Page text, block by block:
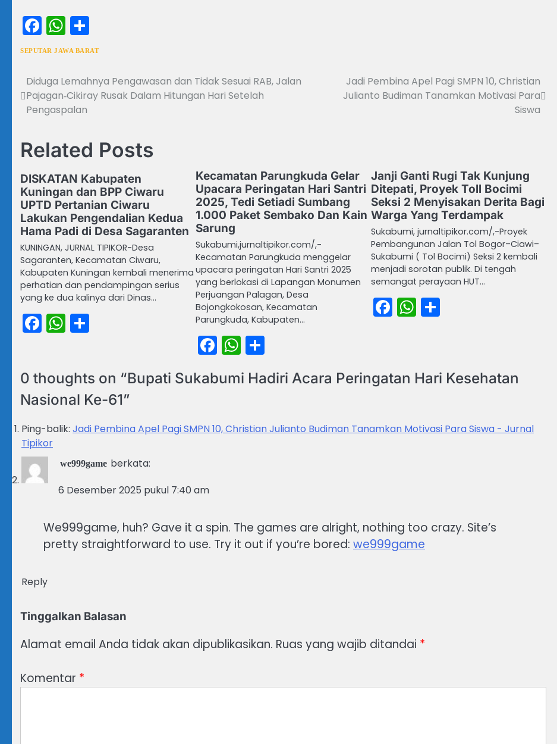
Facebook
WhatsApp
SEPUTAR JAWA BARAT
Navigasi
pos
Diduga Lemahnya Pengawasan dan Tidak Sesuai RAB, Jalan
Pajagan‑Cikiray Rusak Dalam Hitungan Hari Setelah
Pengaspalan
Jadi Pembina Apel Pagi SMPN 10, Christian
Julianto Budiman Tanamkan Motivasi Para
Siswa
Related Posts
DISKATAN Kabupaten
Kuningan dan BPP Ciwaru
UPTD Pertanian Ciwaru
Lakukan Pengendalian Kedua
Hama Padi di Desa Sagaranten
KUNINGAN, JURNAL TIPIKOR-Desa
Sagaranten, Kecamatan Ciwaru,
Kabupaten Kuningan kembali menerima
perhatian dan pendampingan serius
yang ke dua kalinya dari Dinas…
Facebook
WhatsApp
Kecamatan Parungkuda Gelar
Upacara Peringatan Hari Santri
2025, Tedi Setiadi Sumbang
1.000 Paket Sembako Dan Kain
Sarung
Sukabumi,jurnaltipikor.com/,-
Kecamatan Parungkuda menggelar
upacara peringatan Hari Santri 2025
yang berlokasi di Lapangan Monumen
Perjuangan Palagan, Desa
Bojongkokosan, Kecamatan
Parungkuda, Kabupaten…
Facebook
WhatsApp
Share
Janji Ganti Rugi Tak Kunjung
Ditepati, Proyek Toll Bocimi
Seksi 2 Menyisakan Derita Bagi
Warga Yang Terdampak
Sukabumi, jurnaltipikor.com/,-Proyek
Pembangunan Jalan Tol Bogor–Ciawi–
Sukabumi ( Tol Bocimi) Seksi 2 kembali
menjadi sorotan publik. Di tengah
semangat perayaan HUT…
Facebook
WhatsApp
Share
0 thoughts on “Bupati Sukabumi Hadiri Acara Peringatan Hari Kesehatan
Nasional Ke-61”
Ping-balik: Jadi Pembina Apel Pagi SMPN 10, Christian Julianto Budiman Tanamkan Motivasi Para Siswa - Jurnal
Tipikor
we999game berkata:
6 Desember 2025 pukul 7:40 am
We999game, huh? Gave it a spin. The games are alright, nothing too crazy. Site’s
pretty straightforward to use. Try it out if you’re bored: we999game
Reply
Tinggalkan Balasan
Alamat email Anda tidak akan dipublikasikan. Ruas yang wajib ditandai *
Komentar *